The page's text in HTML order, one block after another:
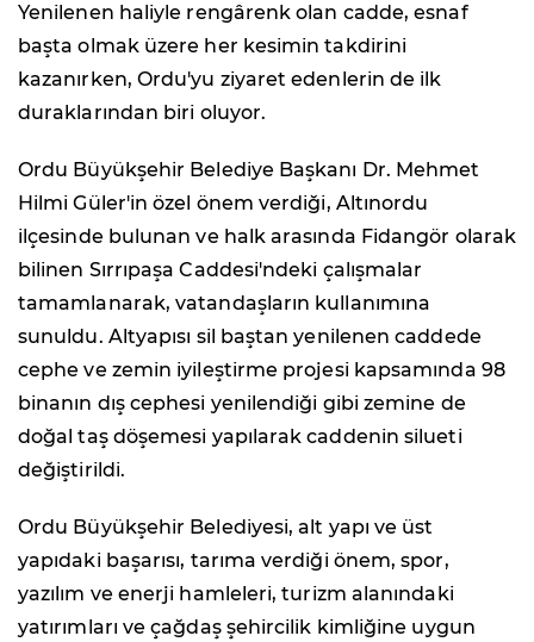
Yenilenen haliyle rengârenk olan cadde, esnaf
başta olmak üzere her kesimin takdirini
kazanırken, Ordu'yu ziyaret edenlerin de ilk
duraklarından biri oluyor.
Ordu Büyükşehir Belediye Başkanı Dr. Mehmet
Hilmi Güler'in özel önem verdiği, Altınordu
ilçesinde bulunan ve halk arasında Fidangör olarak
bilinen Sırrıpaşa Caddesi'ndeki çalışmalar
tamamlanarak, vatandaşların kullanımına
sunuldu. Altyapısı sil baştan yenilenen caddede
cephe ve zemin iyileştirme projesi kapsamında 98
binanın dış cephesi yenilendiği gibi zemine de
doğal taş döşemesi yapılarak caddenin silueti
değiştirildi.
Ordu Büyükşehir Belediyesi, alt yapı ve üst
yapıdaki başarısı, tarıma verdiği önem, spor,
yazılım ve enerji hamleleri, turizm alanındaki
yatırımları ve çağdaş şehircilik kimliğine uygun